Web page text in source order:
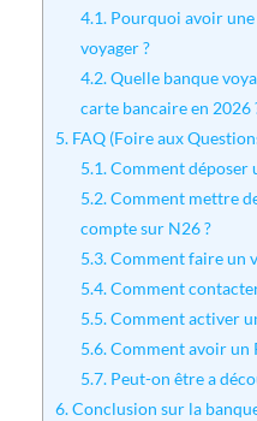
4.1. Pourquoi avoir
voyager ?
4.2.Quelle banque
carte bancaire en 2026
5. FAQ (Foire aux
5.1.Comment déposer
5.2.Comment mettre
compte sur N26 ?
5.3.Comment faire un
5.4.Comment
5.5.Comment activer
5.6.Comment avoir un
5.7. Peut-on être a
6.Conclusion sur la